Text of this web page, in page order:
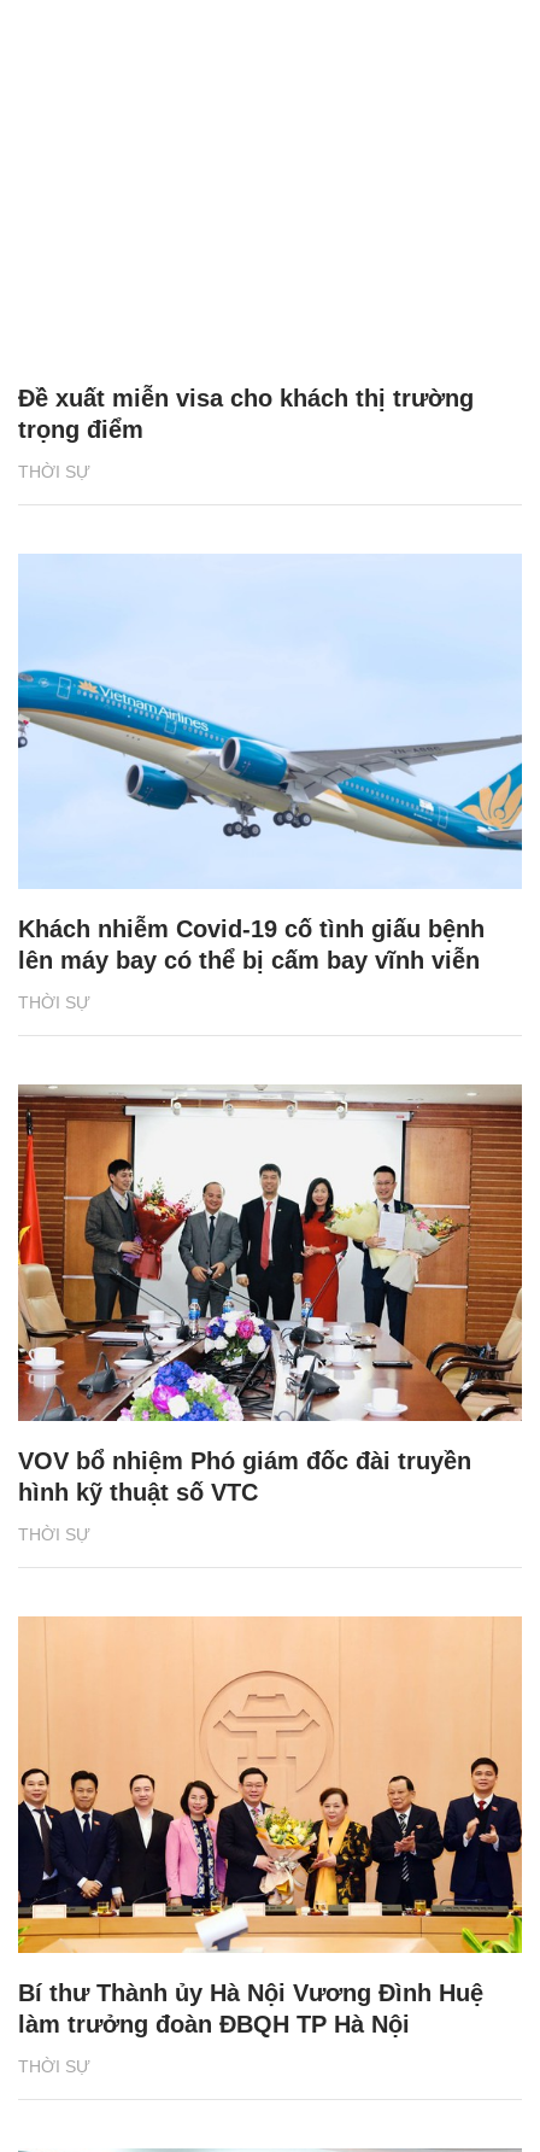
THỜI SỰ
Đề xuất miễn visa cho khách thị trường
trọng điểm
THỜI SỰ
Khách nhiễm Covid-19 cố tình giấu bệnh
lên máy bay có thể bị cấm bay vĩnh viễn
THỜI SỰ
VOV bổ nhiệm Phó giám đốc đài truyền
hình kỹ thuật số VTC
THỜI SỰ
Bí thư Thành ủy Hà Nội Vương Đình Huệ
làm trưởng đoàn ĐBQH TP Hà Nội